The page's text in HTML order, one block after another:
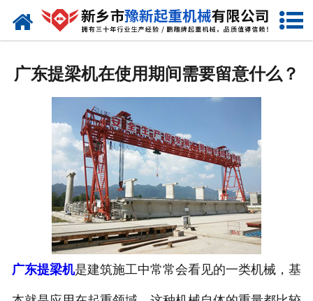
网站首页
装车现场
资质荣誉
工程案例
联系我们
广东提梁机在使用期间需要留意什么？
广东提梁机是建筑施工中常常会看见的一类机械，基